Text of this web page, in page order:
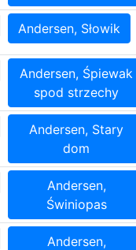
Andersen, Słowik
Andersen, Śpiewak
spod strzechy
Andersen, Stary
dom
Andersen,
Świniopas
Andersen,